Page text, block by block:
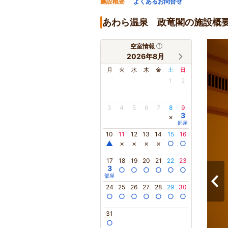
あわら温泉 政竜閣の施設概
空室情報
2026年8月
月 火 水 木 金 土 日
1 2
3 4 5 6 7 8
×
9
3
部屋
10
▲
11
×
12
×
13
×
14
×
15
○
16
○
17
3
部屋
18
○
19
○
20
○
21
○
22
○
23
○
24
○
25
○
26
○
27
○
28
○
29
○
30
○
31
○